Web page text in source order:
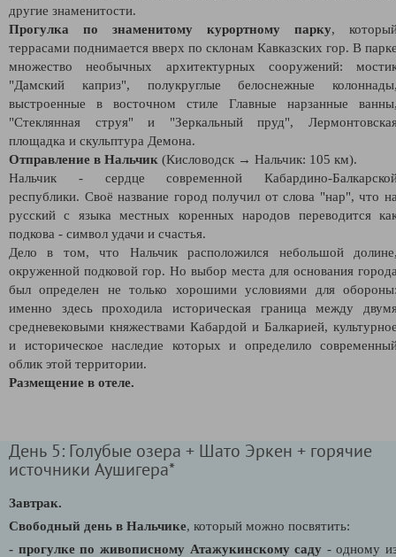
другие знаменитости.
Прогулка по знаменитому курортному парку,
террасами поднимается вверх по склонам Кавказских гор. В
множество необычных архитектурных сооружений:
"Дамский каприз", полукруглые белоснежные
выстроенные в восточном стиле Главные нарзанные
"Стеклянная струя" и "Зеркальный пруд",
площадка и скульптура Демона.
Отправление в Нальчик (Кисловодск → Нальчик: 105 км).
Нальчик - сердце современной Кабардино-
республики. Своё название город получил от слова "нар", что
русский с языка местных коренных народов переводится
подкова - символ удачи и счастья.
Дело в том, что Нальчик расположился небольшой
окруженной подковой гор. Но выбор места для основания
был определен не только хорошими условиями для
именно здесь проходила историческая граница между
средневековыми княжествами Кабардой и Балкарией,
и историческое наследие которых и определило
облик этой территории.
Размещение в отеле.
День 5: Голубые озера + Шато Эркен + горячие
источники Аушигера*
Завтрак.
Свободный день в Нальчике, который можно посвятить:
- прогулке по живописному Атажукинскому саду - одному